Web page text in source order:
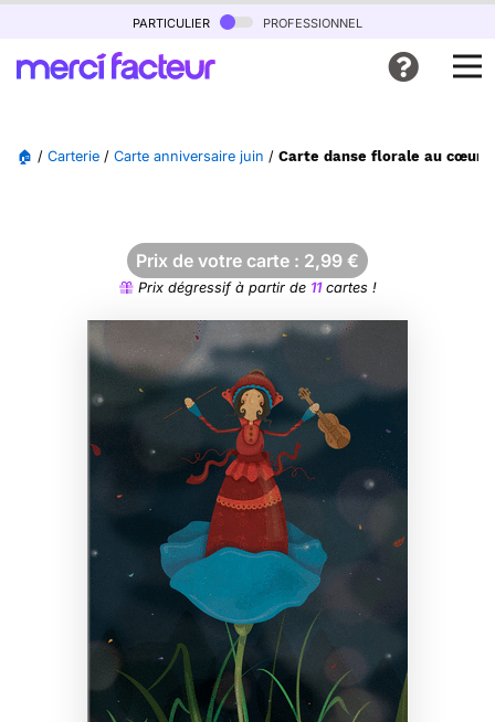
particulier professionnel
🏠 / Carterie / Carte anniversaire juin / Carte danse florale au cœur
Prix de votre carte : 2,99 €
Prix dégressif à partir de 11cartes !